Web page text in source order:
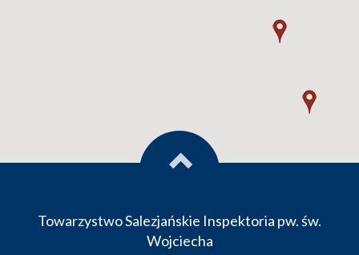
Towarzystwo Salezjańskie Inspektoria pw. św.
Wojciecha